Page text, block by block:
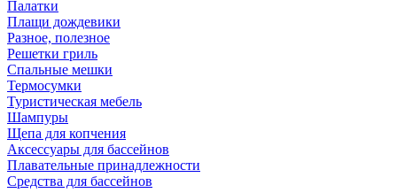
Палатки
Плащи дождевики
Разное, полезное
Решетки гриль
Спальные мешки
Термосумки
Туристическая мебель
Шампуры
Щепа для копчения
Аксессуары для бассейнов
Плавательные принадлежности
Средства для бассейнов